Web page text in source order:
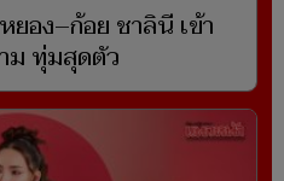
อง–ก้อย ชาลินี เข้า
ม ทุ่มสุดตัว